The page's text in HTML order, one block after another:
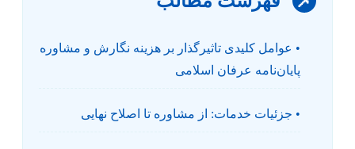
• عوامل کلیدی تاثیرگذار بر هزینه نگارش و مشاوره
پایان‌نامه عرفان اسلامی
• جزئیات خدمات: از مشاوره تا اصلاح نهایی